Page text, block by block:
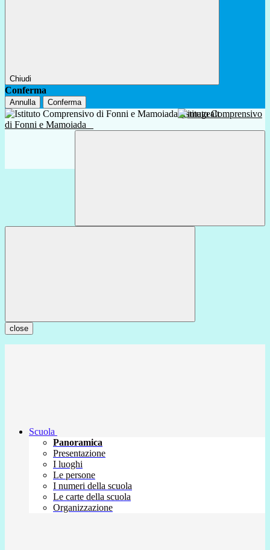
Chiudi
Conferma
Annulla Conferma
Istituto Comprensivo
di Fonni e Mamoiada
close
Scuola
Panoramica
Presentazione
I luoghi
Le persone
I numeri della scuola
Le carte della scuola
Organizzazione